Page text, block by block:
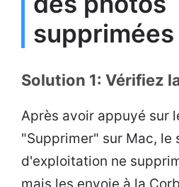
Solution 1: Vérifiez
Après avoir appuyé sur
"Supprimer" sur Mac, le
d'exploitation ne